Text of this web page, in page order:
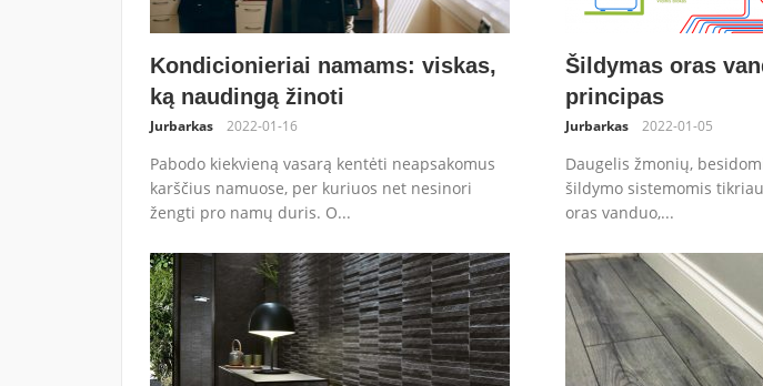
Kondicionieriai namams: viskas,
ką naudingą žinoti
Jurbarkas 2022-01-16
Pabodo kiekvieną vasarą kentėti neapsakomus
karščius namuose, per kuriuos net nesinori
žengti pro namų duris. O...
Šildymas oras
principas
Jurbarkas 2022-01-05
Daugelis žmonių,
šildymo sistemomis
oras vanduo,...